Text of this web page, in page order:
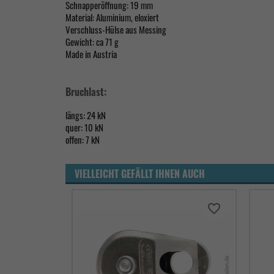
Schnapperöffnung: 19 mm
Material: Aluminium, eloxiert
Verschluss-Hülse aus Messing
Gewicht: ca 71 g
Made in Austria
Bruchlast:
längs: 24 kN
quer: 10 kN
offen: 7 kN
VIELLEICHT GEFÄLLT IHNEN AUCH
favorite_border